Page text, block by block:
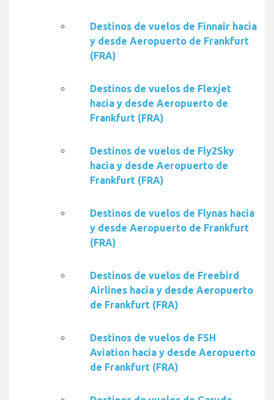
Destinos de vuelos de Finnair hacia
y desde Aeropuerto de Frankfurt
(FRA)
Destinos de vuelos de Flexjet
hacia y desde Aeropuerto de
Frankfurt (FRA)
Destinos de vuelos de Fly2Sky
hacia y desde Aeropuerto de
Frankfurt (FRA)
Destinos de vuelos de Flynas hacia
y desde Aeropuerto de Frankfurt
(FRA)
Destinos de vuelos de Freebird
Airlines hacia y desde Aeropuerto
de Frankfurt (FRA)
Destinos de vuelos de FSH
Aviation hacia y desde Aeropuerto
de Frankfurt (FRA)